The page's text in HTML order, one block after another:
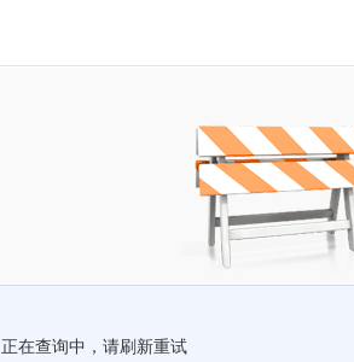
正在查询中，请刷新重试